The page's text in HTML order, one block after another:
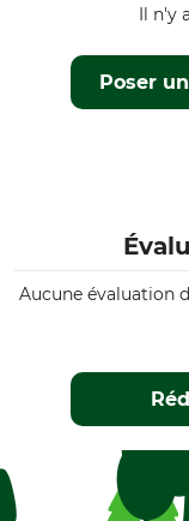
Poser
Il n'y
Aucune évaluation